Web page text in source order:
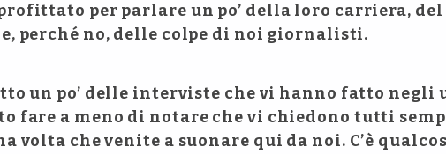
per parlare un po’ della loro carriera,
perché no, delle colpe di noi giornalisti.
un po’ delle interviste che vi hanno fatto
fare a meno di notare che vi chiedono tutti
volta che venite a suonare qui da noi. C’è